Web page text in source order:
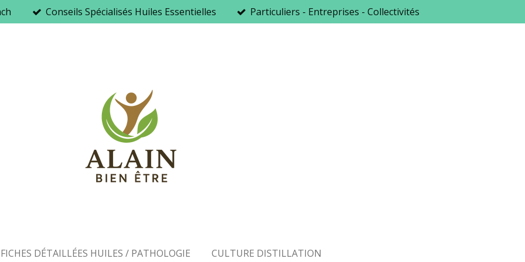
Conseils Spécialisés Huiles Essentielles Particuliers - Entreprises - Collectivités
FICHES DÉTAILLÉES HUILES / PATHOLOGIE
CULTURE DISTILLATION